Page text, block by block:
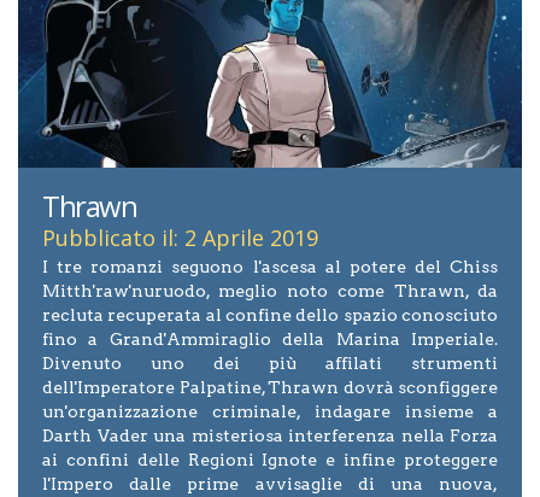
Thrawn
Pubblicato il: 2 Aprile 2019
I tre romanzi seguono l'ascesa al potere del Chiss
Mitth'raw'nuruodo, meglio noto come Thrawn, da
recluta recuperata al confine dello spazio conosciuto
fino a Grand'Ammiraglio della Marina Imperiale.
Divenuto uno dei più affilati strumenti
dell'Imperatore Palpatine, Thrawn dovrà sconfiggere
un'organizzazione criminale, indagare insieme a
Darth Vader una misteriosa interferenza nella Forza
ai confini delle Regioni Ignote e infine proteggere
l'Impero dalle prime avvisaglie di una nuova,